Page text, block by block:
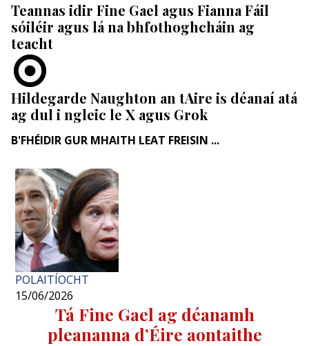
Teannas idir Fine Gael agus Fianna Fáil
sóiléir agus lá na bhfothoghcháin ag
teacht
Hildegarde Naughton an tAire is déanaí atá
ag dul i ngleic le X agus Grok
B'FHÉIDIR GUR MHAITH LEAT FREISIN ...
POLAITÍOCHT
15/06/2026
Tá Fine Gael ag déanamh
pleananna d’Éire aontaithe